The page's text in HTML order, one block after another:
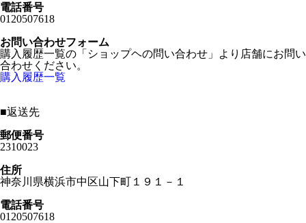
電話番号
0120507618
お問い合わせフォーム
購入履歴一覧の「ショップヘの問い合わせ」より店舗にお問い
合わせください。
購入履歴一覧
■返送先
郵便番号
2310023
住所
神奈川県横浜市中区山下町１９１－１
電話番号
0120507618